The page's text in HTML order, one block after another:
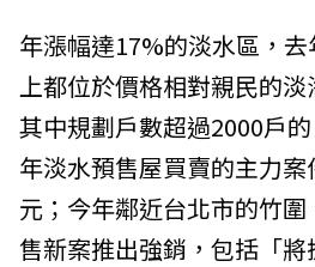
年漲幅達17%的淡水區，
上都位於價格相對親民的淡
其中規劃戶數超過2000戶
年淡水預售屋買賣的主力
元；今年鄰近台北市的竹
售新案推出強銷，包括「